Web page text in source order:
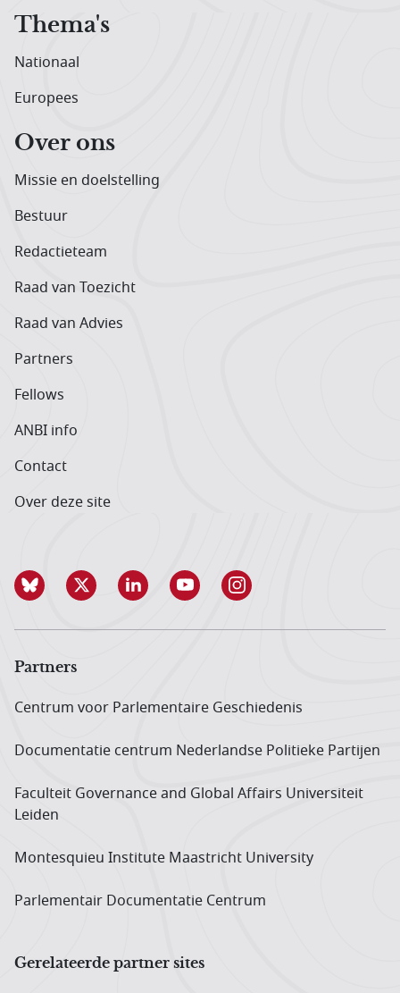
Thema's
Nationaal
Europees
Over ons
Missie en doelstelling
Bestuur
Redactieteam
Raad van Toezicht
Raad van Advies
Partners
Fellows
ANBI info
Contact
Over deze site
Partners
Centrum voor Parlementaire Geschiedenis
Documentatie centrum Neder­landse Politieke Partijen
Faculteit Governance and Global Affairs Universiteit
Leiden
Montesquieu Institute Maastricht University
Parlementair Documentatie Centrum
Gerelateerde partner sites